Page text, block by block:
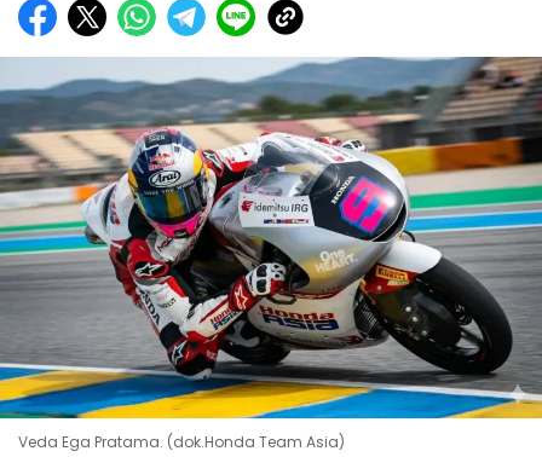
Veda Ega Pratama. (dok.Honda Team Asia)